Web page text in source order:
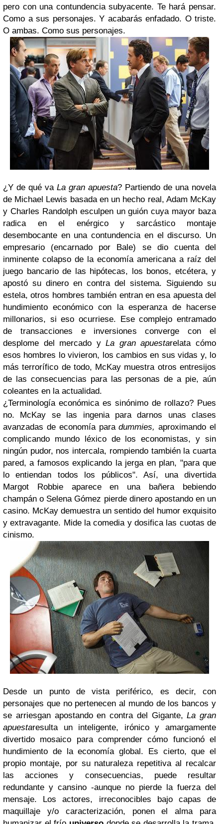
pero con una contundencia subyacente. Te hará pensar.
Como a sus personajes. Y acabarás enfadado. O triste.
O ambas. Como sus personajes.
¿Y de qué va La gran apuesta? Partiendo de una novela
de Michael Lewis basada en un hecho real, Adam McKay
y Charles Randolph esculpen un guión cuya mayor baza
radica en el enérgico y sarcástico montaje
desembocante en una contundencia en el discurso. Un
empresario (encarnado por Bale) se dio cuenta del
inminente colapso de la economía americana a raíz del
juego bancario de las hipótecas, los bonos, etcétera, y
apostó su dinero en contra del sistema. Siguiendo su
estela, otros hombres también entran en esa apuesta del
hundimiento económico con la esperanza de hacerse
millonarios, si eso ocurriese. Ese complejo entramado
de transacciones e inversiones converge con el
desplome del mercado yLa gran apuestarelata cómo
esos hombres lo vivieron, los cambios en sus vidas y, lo
más terrorífico de todo, McKay muestra otros entresijos
de las consecuencias para las personas de a pie, aún
coleantes en la actualidad.
¿Terminología económica es sinónimo de rollazo? Pues
no. McKay se las ingenia para darnos unas clases
avanzadas de economía paradummies,aproximando el
complicando mundo léxico de los economistas, y sin
ningún pudor, nos intercala, rompiendo también la cuarta
pared, a famosos explicando la jerga en plan, "para que
lo entiendan todos los públicos". Así, una divertida
Margot Robbie aparece en una bañera bebiendo
champán o Selena Gómez pierde dinero apostando en un
casino. McKay demuestra un sentido del humor exquisito
y extravagante. Mide la comedia y dosifica las cuotas de
cinismo.
Desde un punto de vista periférico, es decir, con
personajes que no pertenecen al mundo de los bancos y
se arriesgan apostando en contra del Gigante,La gran
apuestaresulta un inteligente, irónico y amargamente
divertido mosaico para comprender cómo funcionó el
hundimiento de la economía global. Es cierto, que el
propio montaje, por su naturaleza repetitiva al recalcar
las acciones y consecuencias, puede resultar
redundante y cansino -aunque no pierde la fuerza del
mensaje. Los actores, irreconocibles bajo capas de
maquillaje y/o caracterización, ponen el alma para